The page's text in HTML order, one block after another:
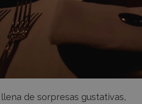
de sorpresas gustativas,